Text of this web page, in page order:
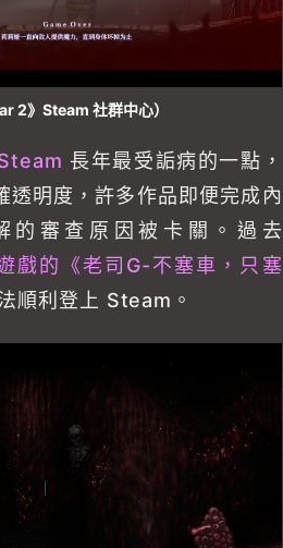
2》Steam 社群中心）
長年最受詬病的一點，
透明度，許多作品即便完成內
的審查原因被卡關。過去
戲的《老司G-不塞車，只塞
順利登上 Steam。